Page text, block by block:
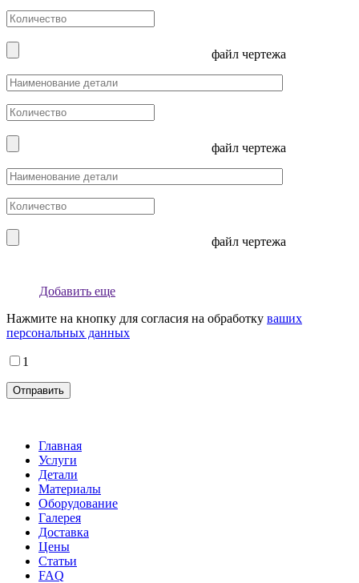
файл чертежа
файл чертежа
файл чертежа
Добавить еще
Нажмите на кнопку для согласия на обработку ваших
персональных данных
1
Главная
Услуги
Детали
Материалы
Оборудование
Галерея
Доставка
Цены
Статьи
FAQ